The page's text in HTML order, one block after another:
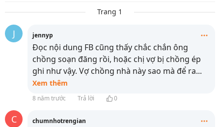
Trang 1
J jennyp
Đọc nội dung FB cũng thấy chắc chắn ông
chồng soạn đăng rồi, hoặc chị vợ bị chồng ép
ghi như vậy. Vợ chồng nhà này sao mà để ra...
Xem thêm
8 năm trước Trả lời 0
C chumnhotrengian